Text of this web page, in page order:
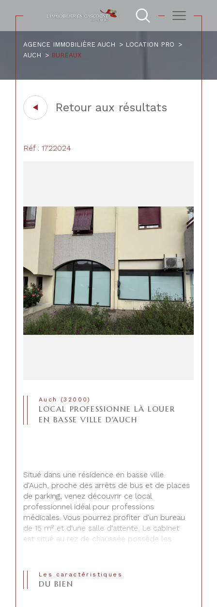
AGENCE IMMOBILIÈRE AUCH
LOCATION PRO
AUCH
BUREAUX
Retour aux résultats
Réf : 1722024
Auch (32000)
LOCAL PROFESSIONNE LÀ LOUER
EN BASSE VILLE D'AUCH
Situé dans une résidence en basse ville
d'Auch, proche des arrêts de bus et de places
de parking, venez découvrir ce local
professionnel idéal pour professions
médicales. Vous pourrez profiter d'un bureau
de 15 m² et d'une salle d'attente. Le cabinet
est situé au rez de chaussée possède les
Les caractéristiques
DU BIEN